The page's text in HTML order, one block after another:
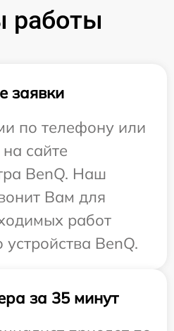
работы
заявки
по телефону или
сайте
BenQ. Наш
Вам для
работ
BenQ.
за 35 минут